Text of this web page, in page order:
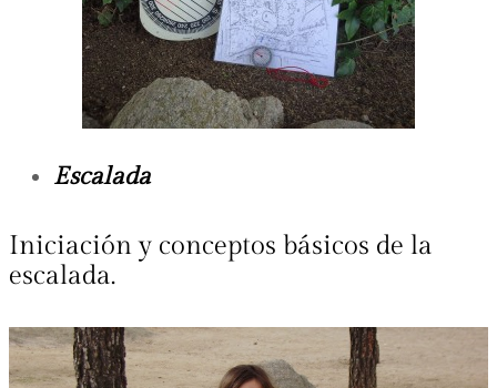
Escalada
Iniciación y conceptos básicos de la
escalada.